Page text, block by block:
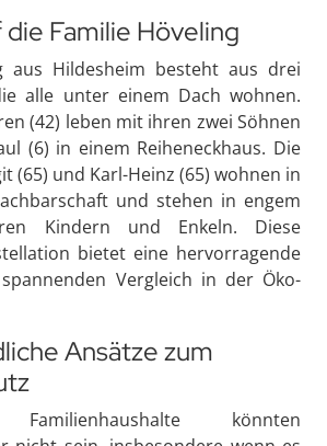
die Familie Höveling
aus Hildesheim besteht aus drei
alle unter einem Dach wohnen.
(42) leben mit ihren zwei Söhnen
(6) in einem Reiheneckhaus. Die
(65) und Karl-Heinz (65) wohnen in
und stehen in engem
Kindern und Enkeln. Diese
bietet eine hervorragende
Vergleich in der Öko-
Ansätze zum
könnten